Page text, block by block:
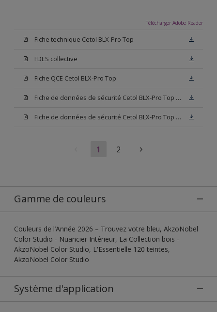
Télécharger Adobe Reader
Fiche technique Cetol BLX-Pro Top
FDES collective
Fiche QCE Cetol BLX-Pro Top
Fiche de données de sécurité Cetol BLX-Pro Top 003
Fiche de données de sécurité Cetol BLX-Pro Top Base TU
1 2
Gamme de couleurs
Couleurs de l’Année 2026 – Trouvez votre bleu, AkzoNobel
Color Studio - Nuancier Intérieur, La Collection bois -
AkzoNobel Color Studio, L'Essentielle 120 teintes,
AkzoNobel Color Studio
Système d'application